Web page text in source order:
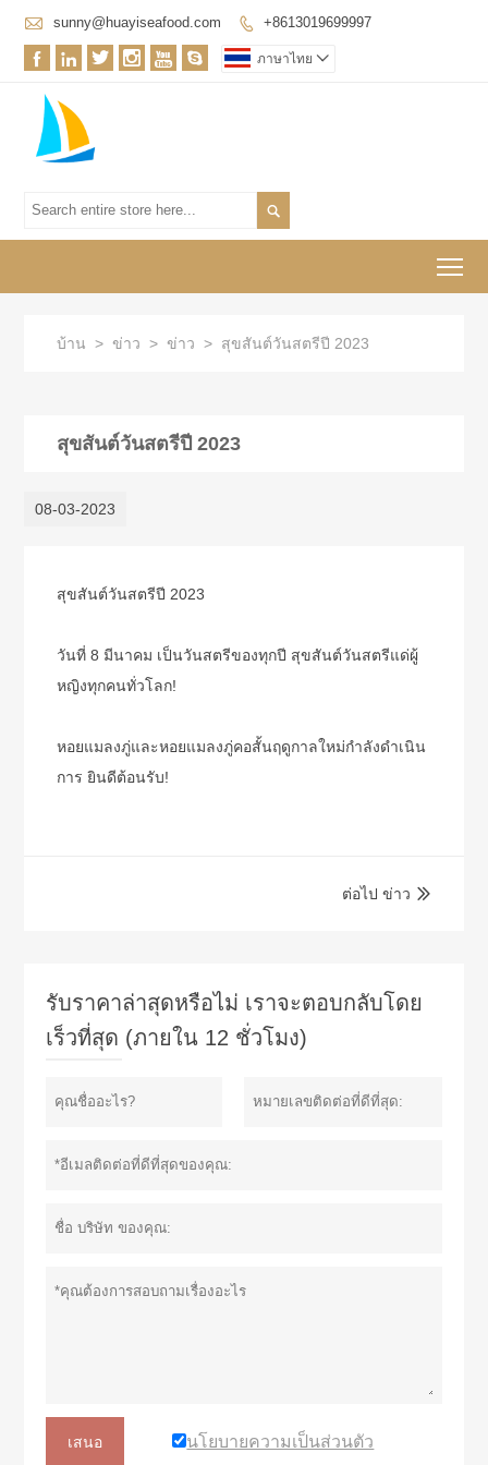
 sunny@huayiseafood.com  +8613019699997
      ภาษาไทย 

บ้าน > ข่าว > ข่าว > สุขสันต์วันสตรีปี 2023
สุขสันต์วันสตรีปี 2023
08-03-2023
สุขสันต์วันสตรีปี 2023
วันที่ 8 มีนาคม เป็นวันสตรีของทุกปี สุขสันต์วันสตรีแด่ผู้
หญิงทุกคนทั่วโลก!
หอยแมลงภู่และหอยแมลงภู่คอสั้นฤดูกาลใหม่กำลังดำเนิน
การ ยินดีต้อนรับ!

ต่อไป ข่าว
รับราคาล่าสุดหรือไม่ เราจะตอบกลับโดย
เร็วที่สุด (ภายใน 12 ชั่วโมง)
เสนอ นโยบายความเป็นส่วนตัว